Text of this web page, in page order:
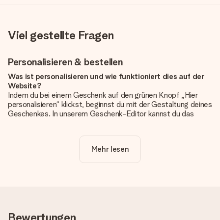
Viel gestellte Fragen
Personalisieren & bestellen
Was ist personalisieren und wie funktioniert dies auf der
Website?
Indem du bei einem Geschenk auf den grünen Knopf „Hier
personalisieren“ klickst, beginnst du mit der Gestaltung deines
Geschenkes. In unserem Geschenk-Editor kannst du das
noch eines unserer angebotenen Designs, um deinem
Geschenk die perfekte Ausstrahlung zu verleihen.
Wir möchten sicherstellen, dass du mit deinem Geschenk
Mehr lesen